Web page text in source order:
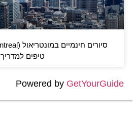
טיפים למדריך
Powered by GetYourGuide